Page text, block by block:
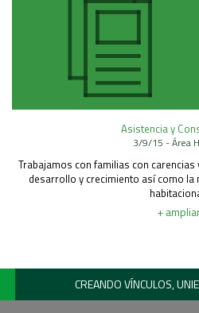
Revista Dinámica
Asistencia y
3/9/15 - Área
Trabajamos con familias con
desarrollo y crecimiento así como la
+
CREANDO VÍNCULOS,